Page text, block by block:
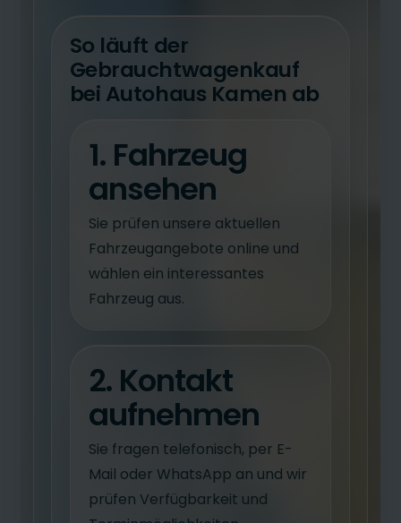
So läuft der
Gebrauchtwagenkauf
bei Autohaus Kamen ab
1. Fahrzeug
ansehen
Sie prüfen unsere aktuellen
Fahrzeugangebote online und
wählen ein interessantes
Fahrzeug aus.
2. Kontakt
aufnehmen
Sie fragen telefonisch, per E-
Mail oder WhatsApp an und wir
prüfen Verfügbarkeit und